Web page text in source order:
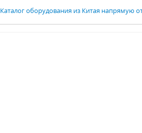
Каталог оборудования из Китая напрямую